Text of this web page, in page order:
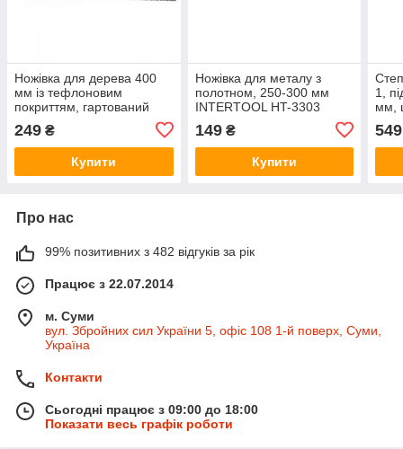
Ножівка для дерева 400
мм із тефлоновим
покриттям, гартований
INTERTOOL HT-3107
249 ₴
Купити
Ножівка для металу з
полотном, 250-300 мм
INTERTOOL HT-3303
149₴
Купити
1,
мм,
549
Про нас
99% позитивних з 482 відгуків за рік
Працює з 22.07.2014
м. Суми
вул. Збройних сил України 5, офіс 108 1-й поверх, Суми,
Україна
Контакти
Сьогодні працює з 09:00 до 18:00
Показати весь графік роботи